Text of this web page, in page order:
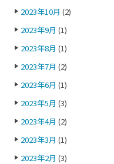
2023年10月 (2)
2023年9月 (1)
2023年8月 (1)
2023年7月 (2)
2023年6月 (1)
2023年5月 (3)
2023年4月 (2)
2023年3月 (1)
2023年2月 (3)